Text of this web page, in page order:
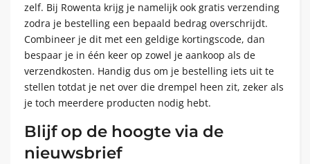
zelf. Bij Rowenta krijg je namelijk ook gratis verzending
zodra je bestelling een bepaald bedrag overschrijdt.
Combineer je dit met een geldige kortingscode, dan
bespaar je in één keer op zowel je aankoop als de
verzendkosten. Handig dus om je bestelling iets uit te
stellen totdat je net over die drempel heen zit, zeker als
je toch meerdere producten nodig hebt.
Blijf op de hoogte via de
nieuwsbrief